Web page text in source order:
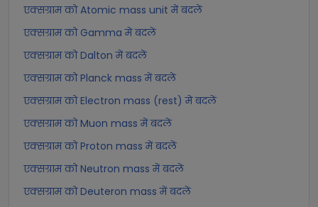
एक्सग्राम को Atomic mass unit में बदलें
एक्सग्राम को Gamma में बदलें
एक्सग्राम को Dalton में बदलें
एक्सग्राम को Planck mass में बदलें
एक्सग्राम को Electron mass (rest) में बदलें
एक्सग्राम को Muon mass में बदलें
एक्सग्राम को Proton mass में बदलें
एक्सग्राम को Neutron mass में बदलें
एक्सग्राम को Deuteron mass में बदलें